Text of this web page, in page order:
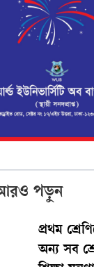
পড়ুন
প্রথম
অন্য সব